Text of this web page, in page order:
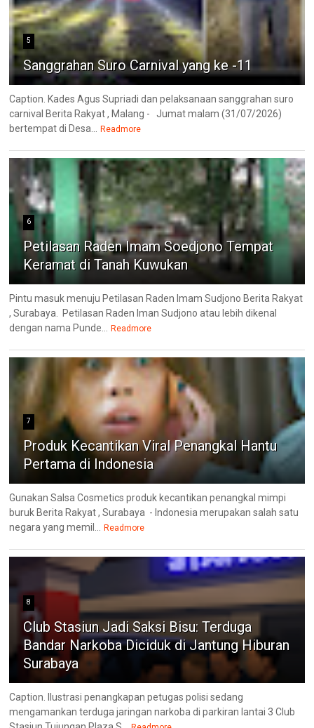
5
Sanggrahan Suro Carnival yang ke -11
Caption. Kades Agus Supriadi dan pelaksanaan sanggrahan suro
carnival Berita Rakyat , Malang - Jumat malam (31/07/2026)
bertempat di Desa...
Readmore
6
Petilasan Raden Imam Soedjono Tempat
Keramat di Tanah Kuwukan
Pintu masuk menuju Petilasan Raden Imam Sudjono Berita Rakyat
, Surabaya. Petilasan Raden Iman Sudjono atau lebih dikenal
dengan nama Punde...
Readmore
7
Produk Kecantikan Viral Penangkal Hantu
Pertama di Indonesia
Gunakan Salsa Cosmetics produk kecantikan penangkal mimpi
buruk Berita Rakyat , Surabaya - Indonesia merupakan salah satu
negara yang memil...
Readmore
8
Club Stasiun Jadi Saksi Bisu: Terduga
Bandar Narkoba Diciduk di Jantung Hiburan
Surabaya
Caption. Ilustrasi penangkapan petugas polisi sedang
mengamankan terduga jaringan narkoba di parkiran lantai 3 Club